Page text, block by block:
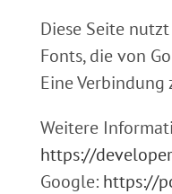
Diese Seite
Fonts, die von
Eine
Weitere
https://
Google: https://